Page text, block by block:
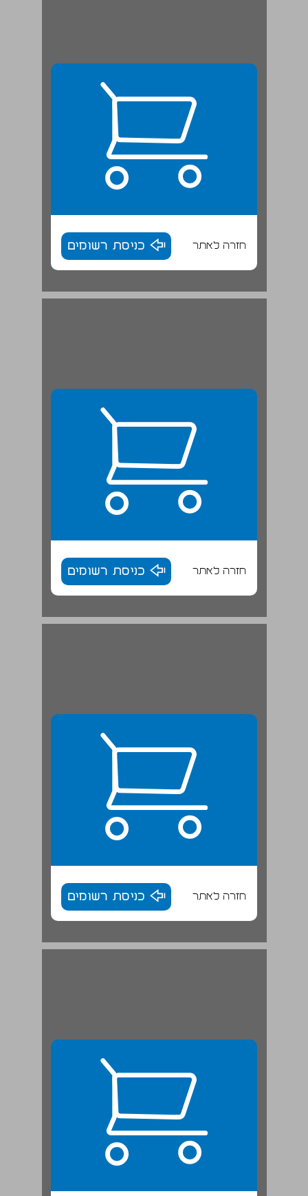
חזרה לאתר כניסת רשומים
חזרה לאתר כניסת רשומים
חזרה לאתר כניסת רשומים
3. הוועדה למינוי דיינים ... 22